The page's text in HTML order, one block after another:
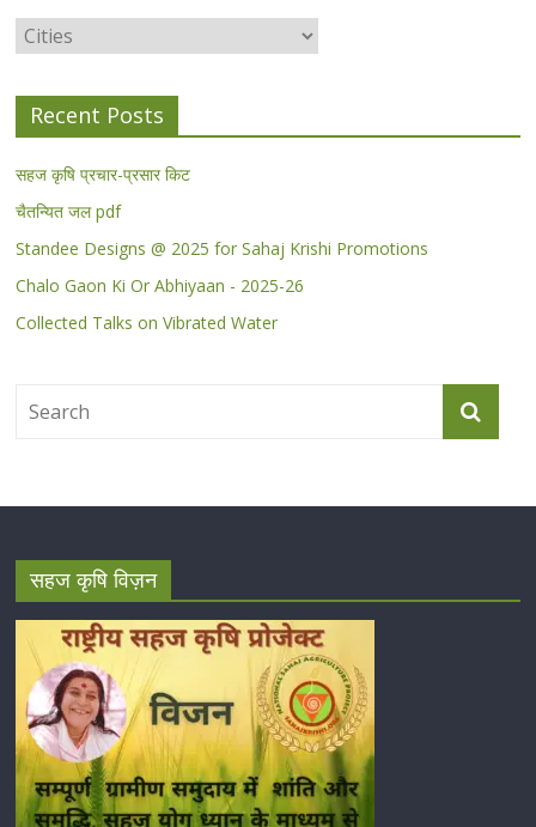
Categories
Recent Posts
सहज कृषि प्रचार-प्रसार किट
चैतन्यित जल pdf
Standee Designs @ 2025 for Sahaj Krishi Promotions
Chalo Gaon Ki Or Abhiyaan - 2025-26
Collected Talks on Vibrated Water
सहज कृषि विज़न